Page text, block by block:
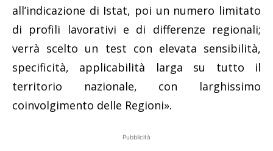
all’indicazione di Istat, poi un numero limitato
di profili lavorativi e di differenze regionali;
verrà scelto un test con elevata sensibilità,
specificità, applicabilità larga su tutto il
territorio nazionale, con larghissimo
coinvolgimento delle Regioni».
Pubblicità